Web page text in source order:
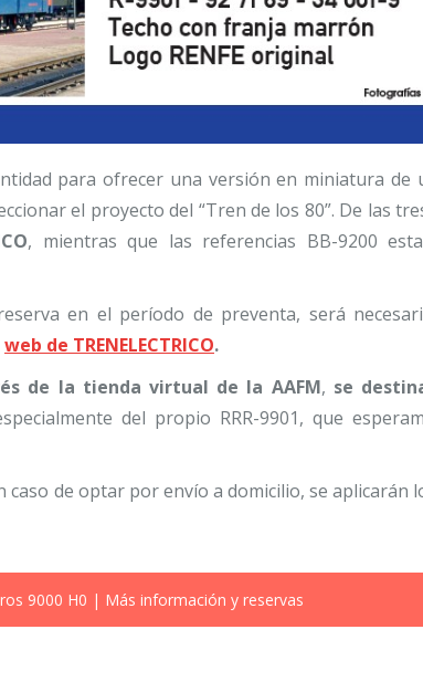
para ofrecer una versión en miniatura de
el proyecto del “Tren de los 80”. De las
, mientras que las referencias BB-9200
en el período de preventa, será
web de TRENELECTRICO.
de la tienda virtual de la AAFM, se
del propio RRR-9901, que
caso de optar por envío a domicilio, se
9000 H0 | Más información y reservas